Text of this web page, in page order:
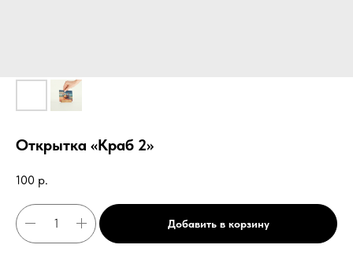
Открытка «Краб 2»
100 р.
Добавить в корзину